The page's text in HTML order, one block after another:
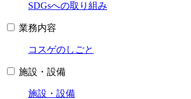
SDGsへの取り組み
業務内容
コスゲのしごと
施設・設備
施設・設備